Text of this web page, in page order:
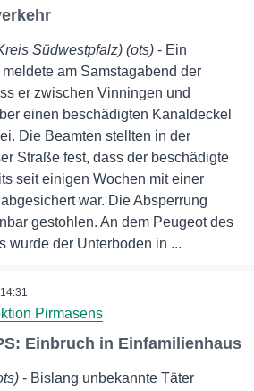
Südwestpfalz) (ots)- Ein
am Samstagabend der
er zwischen Vinningen und
einen beschädigten Kanaldeckel
Die Beamten stellten in der
Straße fest, dass der beschädigte
seit einigen Wochen mit einer
war. Die Absperrung
gestohlen. An dem Peugeot des
wurde der Unterboden in ...
Pirmasens
Einbruch in Einfamilienhaus
- Bislang unbekannte Täter